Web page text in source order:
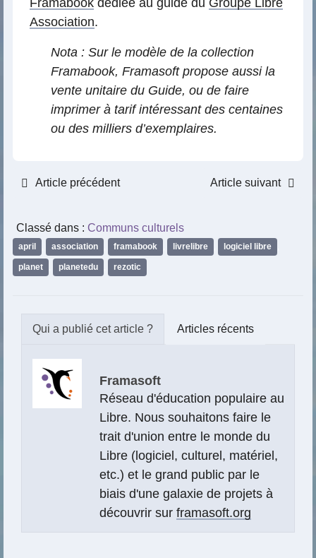
Association.
Nota : Sur le modèle de la collection
Framabook, Framasoft propose aussi la
vente unitaire du Guide, ou de faire
imprimer à tarif intéressant des centaines
ou des milliers d’exemplaires.
Article précédent Article suivant
Classé dans : Communs culturels
april association framabook livrelibre logiciel libre
planet planetedu rezotic
Articles récents
Framasoft
Réseau d'éducation populaire au
Libre. Nous souhaitons faire le
trait d'union entre le monde du
Libre (logiciel, culturel, matériel,
etc.) et le grand public par le
biais d'une galaxie de projets à
découvrir sur framasoft.org